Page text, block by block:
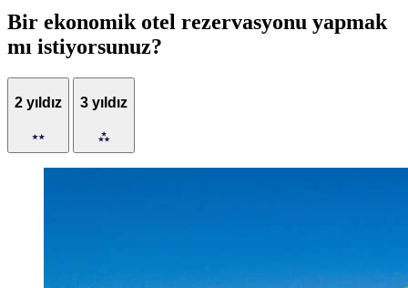
Bir ekonomik otel rezervasyonu yapmak
mı istiyorsunuz?
2 yıldız 3 yıldız